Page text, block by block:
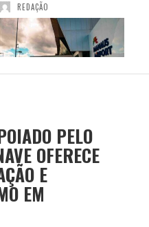
REDAÇÃO
PELO
OFERECE
E
EM